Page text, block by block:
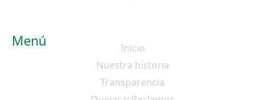
Menú
Inicio
Nuestra historia
Transparencia